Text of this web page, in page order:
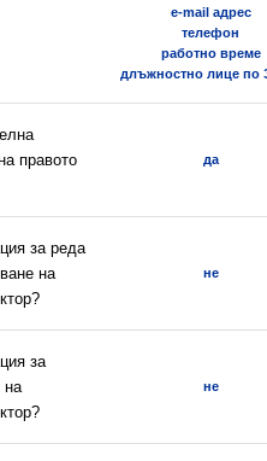
e-mail адрес
телефон
работно време
длъжностно лице по
правото
да
за реда
на
не
за
на
не